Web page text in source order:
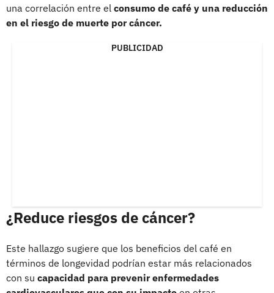
una correlación entre el consumo de café y una reducción
en el riesgo de muerte por cáncer.
PUBLICIDAD
¿Reduce riesgos de cáncer?
Este hallazgo sugiere que los beneficios del café en
términos de longevidad podrían estar más relacionados
con su capacidad para prevenir enfermedades